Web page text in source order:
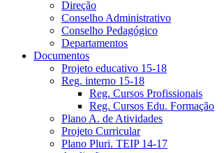
Direção
Conselho Administrativo
Conselho Pedagógico
Departamentos
Documentos
Projeto educativo 15-18
Reg. interno 15-18
Reg. Cursos Profissionais
Reg. Cursos Edu. Formação
Plano A. de Atividades
Projeto Curricular
Plano Pluri. TEIP 14-17